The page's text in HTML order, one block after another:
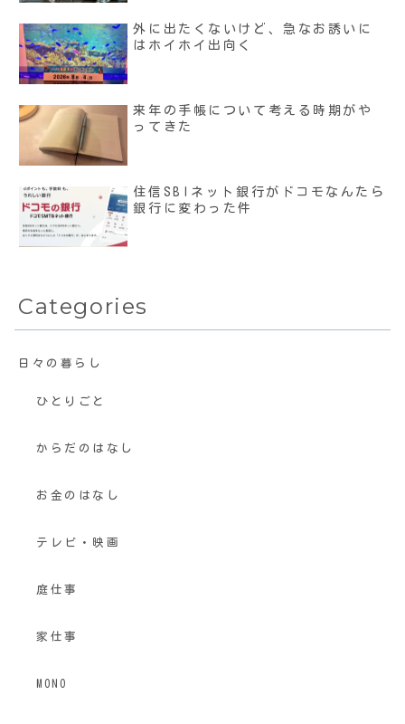
外に出たくないけど、急なお誘いに
はホイホイ出向く
来年の手帳について考える時期がや
ってきた
住信SBIネット銀行がドコモなんたら
銀行に変わった件
Categories
日々の暮らし
ひとりごと
からだのはなし
お金のはなし
テレビ・映画
庭仕事
家仕事
MONO